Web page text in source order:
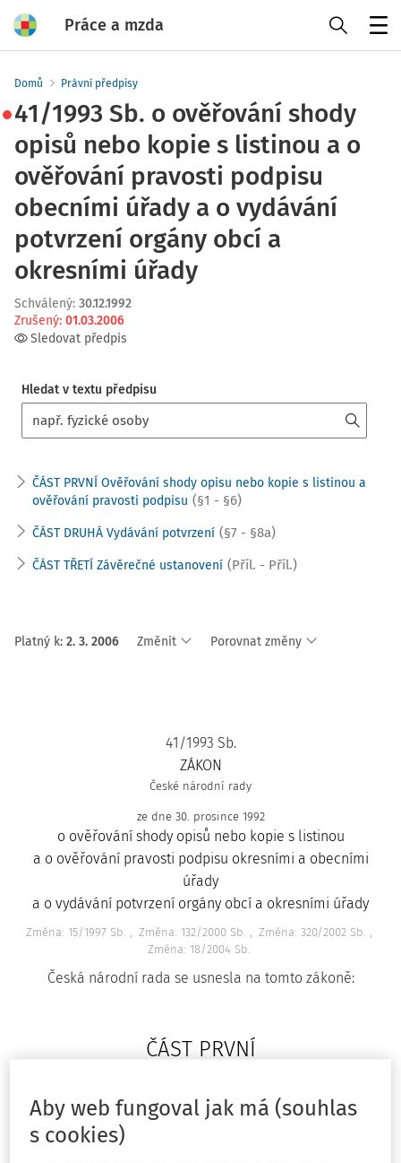
Práce a mzda
Domů Právní předpisy
41/1993 Sb. o ověřování shody
opisů nebo kopie s listinou a o
ověřování pravosti podpisu
obecními úřady a o vydávání
potvrzení orgány obcí a
okresními úřady
Schválený: 30.12.1992
Zrušený: 01.03.2006
Sledovat předpis
Hledat v textu předpisu
ČÁST PRVNÍ Ověřování shody opisu nebo kopie s listinou a
ověřování pravosti podpisu (§1 - §6)
ČÁST DRUHÁ Vydávání potvrzení (§7 - §8a)
ČÁST TŘETÍ Závěrečné ustanovení (Příl. - Příl.)
Platný k: 2. 3. 2006 Změnit Porovnat změny
41/1993 Sb.
ZÁKON
České národní rady
ze dne 30. prosince 1992
o ověřování shody opisů nebo kopie s listinou
a o ověřování pravosti podpisu okresními a obecními
úřady
a o vydávání potvrzení orgány obcí a okresními úřady
Změna: 15/1997 Sb. Změna: 132/2000 Sb.
Změna: 320/2002 Sb.
Změna: 18/2004 Sb.
Česká národní rada se usnesla na tomto zákoně:
ČÁST PRVNÍ
listinou a ověřování pravosti podpisu
Aby web fungoval jak má (souhlas
s cookies)